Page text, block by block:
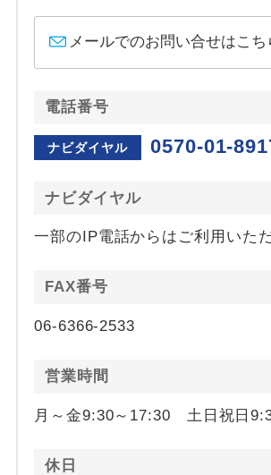
メールでのお問い合せはこち
電話番号
ナビダイヤル 0570-01-
ナビダイヤル
一部のIP電話からはご利用いた
FAX番号
06-6366-2533
営業時間
月～金9:30～17:30 土日祝日
休日